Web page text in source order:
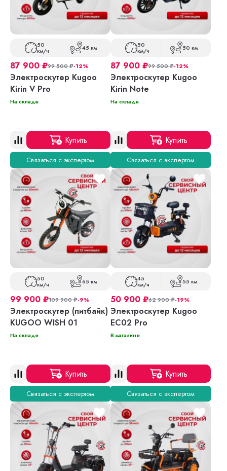
50
км/ч 45 км
87 900 ₽99 500₽-12%
Электроскутер Kugoo
Kirin V Pro
На складе
Купить
Связаться с экспертом
50
км/ч 50 км
87 900 ₽99 500₽-12%
Электроскутер Kugoo
Kirin Note
На складе
Купить
Связаться с экспертом
50
км/ч 65 км
99 900 ₽109 900₽-9%
Электроскутер (питбайк)
KUGOO WISH 01
На складе
Купить
Связаться с экспертом
45
км/ч 55 км
50 900 ₽62 900₽-19%
Электроскутер Kugoo
EC02 Pro
В магазине
Купить
Связаться с экспертом